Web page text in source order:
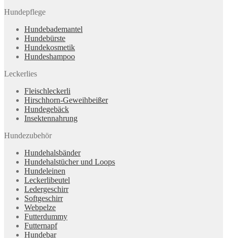
Hundepflege
Hundebademantel
Hundebürste
Hundekosmetik
Hundeshampoo
Leckerlies
Fleischleckerli
Hirschhorn-Geweihbeißer
Hundegebäck
Insektennahrung
Hundezubehör
Hundehalsbänder
Hundehalstücher und Loops
Hundeleinen
Leckerlibeutel
Ledergeschirr
Softgeschirr
Webpelze
Futterdummy
Futternapf
Hundebar